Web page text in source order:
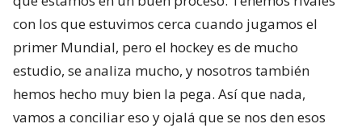
con los que estuvimos cerca cuando jugamos el
primer Mundial, pero el hockey es de mucho
estudio, se analiza mucho, y nosotros también
hemos hecho muy bien la pega. Así que nada,
vamos a conciliar eso y ojalá que se nos den esos